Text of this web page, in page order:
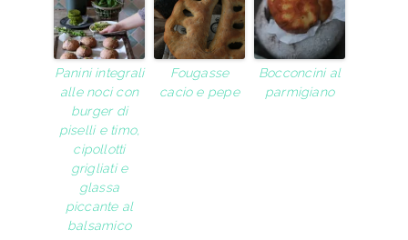
Panini integrali
alle noci con
burger di
piselli e timo,
cipollotti
grigliati e
glassa
piccante al
balsamico
Fougasse
cacio e pepe
Bocconcini al
parmigiano